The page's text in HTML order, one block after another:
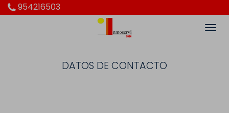
954216503
DATOS DE CONTACTO